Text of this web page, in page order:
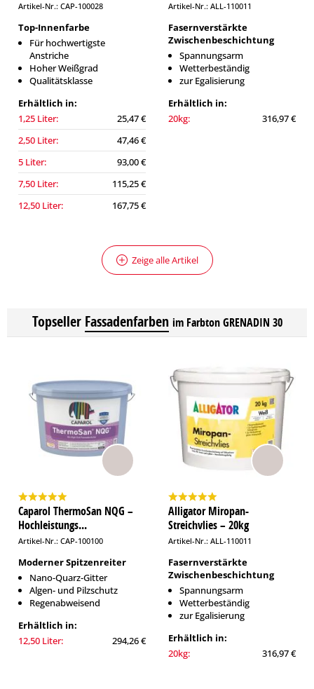
Artikel-Nr.: CAP-100028
Top-Innenfarbe
Für hochwertigste
Anstriche
Hoher Weißgrad
Qualitätsklasse
Erhältlich in:
1,25 Liter:
25,47 €
2,50 Liter:
47,46 €
5 Liter:
93,00 €
7,50 Liter:
115,25 €
12,50 Liter:
167,75 €
Artikel-Nr.: ALL-110011
Fasernverstärkte
Zwischenbeschichtung
Spannungsarm
Wetterbeständig
zur Egalisierung
Erhältlich in:
20kg:
316,97 €
Zeige alle Artikel
Topseller Fassadenfarben im Farbton GRENADIN 30
Caparol ThermoSan NQG –
Hochleistungs...
Artikel-Nr.: CAP-100100
Moderner Spitzenreiter
Nano-Quarz-Gitter
Algen- und Pilzschutz
Regenabweisend
Erhältlich in:
12,50 Liter:
294,26 €
Alligator Miropan-
Streichvlies – 20kg
Artikel-Nr.: ALL-110011
Fasernverstärkte
Zwischenbeschichtung
Spannungsarm
Wetterbeständig
zur Egalisierung
Erhältlich in:
20kg:
316,97 €